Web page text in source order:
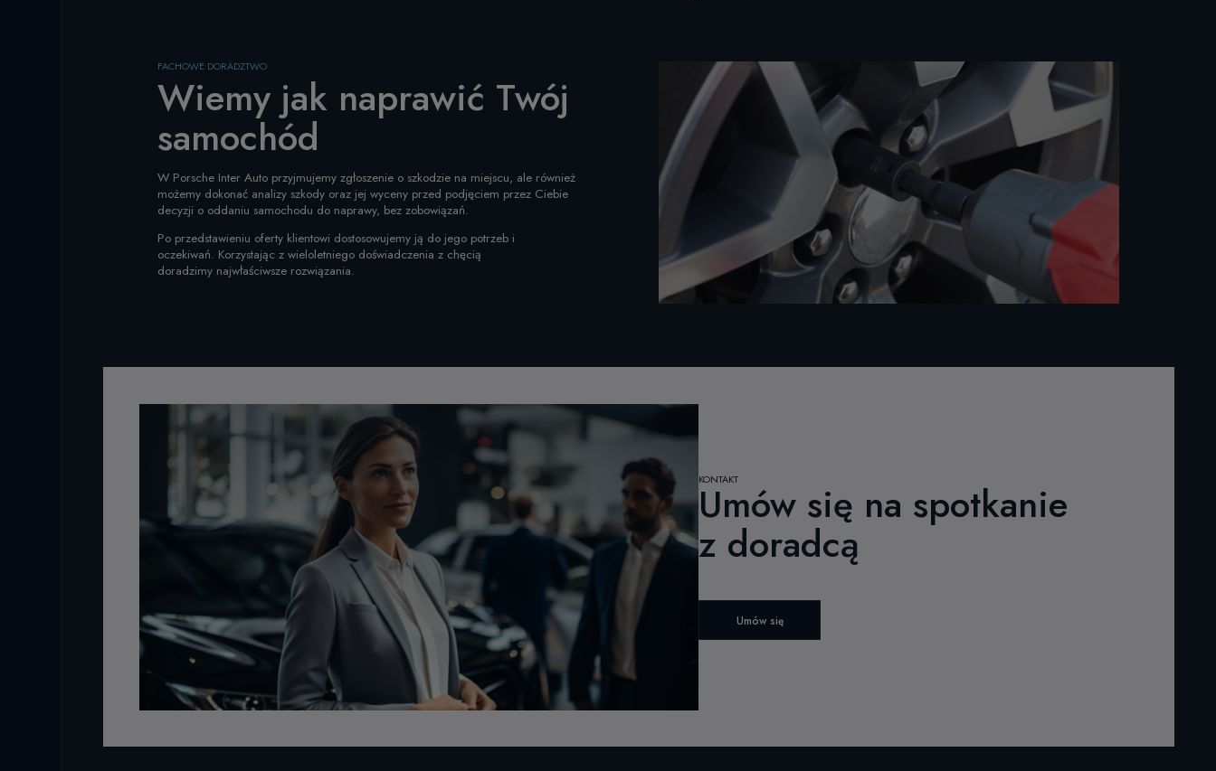
FACHOWE DORADZTWO
Wiemy jak naprawić Twój
samochód
W Porsche Inter Auto przyjmujemy zgłoszenie o szkodzie na miejscu, ale również
możemy dokonać analizy szkody oraz jej wyceny przed podjęciem przez Ciebie
decyzji o oddaniu samochodu do naprawy, bez zobowiązań.
Po przedstawieniu oferty klientowi dostosowujemy ją do jego potrzeb i
oczekiwań. Korzystając z wieloletniego doświadczenia z chęcią
doradzimy najwłaściwsze rozwiązania.
KONTAKT
Umów się na spotkanie
z doradcą
Umów się